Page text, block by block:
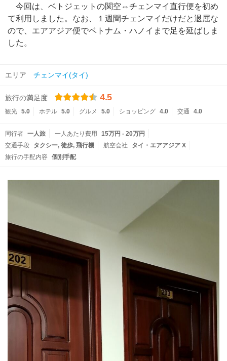
今回は、ベトジェットの関空⇔チェンマイ直行便を初め
て利用しました。なお、１週間チェンマイだけだと退屈な
ので、エアアジア便でベトナム・ハノイまで足を延ばしま
した。
エリア チェンマイ(タイ)
旅行の満足度 4.5
観光 5.0 ホテル 5.0 グルメ 5.0 ショッピング 4.0 交通 4.0
同行者 一人旅 一人あたり費用
15万円 - 20万円
交通手段
タクシー 徒歩 飛行機 航空会社
タイ・エアアジア X
旅行の手配内容
個別手配